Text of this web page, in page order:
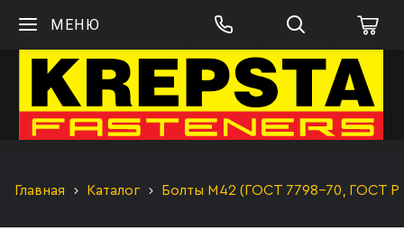
МЕНЮ
Главная Каталог Болты М42 (ГОСТ 7798-70, ГОСТ Р